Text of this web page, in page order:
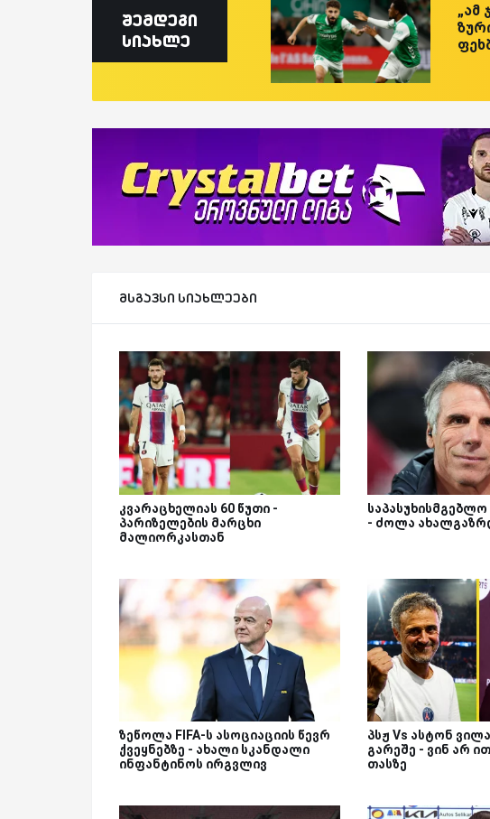
შემდეგი
სიახლე
„ამ
მსგავსი სიახლეები
კვარაცხელიას 60 წუთი -
პარიზელების მარცხი
მალიორკასთან
- ძოლა
ზეწოლა FIFA-ს ასოციაციის წევრ
ქვეყნებზე - ახალი სკანდალი
ინფანტინოს ირგვლივ
პსჟ Vs ასტონ
გარეშე - ვინ არ
თასზე